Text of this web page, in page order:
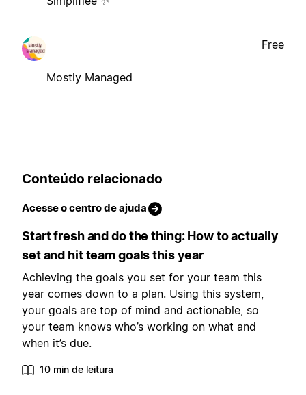
Mostly Managed
Free
Conteúdo relacionado
Acesse o centro de ajuda
Start fresh and do the thing: How to actually
set and hit team goals this year
Achieving the goals you set for your team this
year comes down to a plan. Using this system,
your goals are top of mind and actionable, so
your team knows who’s working on what and
when it’s due.
10 min de leitura